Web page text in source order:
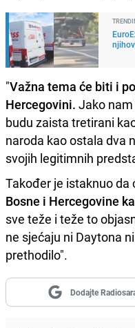
"Važna tema će biti i
Hercegovini. Jako nam
budu zaista tretirani
naroda kao ostala dva
svojih legitimnih
Također je istaknuo da
Bosne i Hercegovine
sve teže i teže to
ne sjećaju ni Daytona
prethodilo".
Dodajte